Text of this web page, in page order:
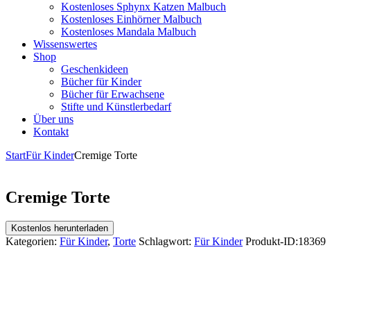
Kostenloses Sphynx Katzen Malbuch
Kostenloses Einhörner Malbuch
Kostenloses Mandala Malbuch
Wissenswertes
Shop
Geschenkideen
Bücher für Kinder
Bücher für Erwachsene
Stifte und Künstlerbedarf
Über uns
Kontakt
StartFür KinderCremige Torte
Cremige Torte
Kostenlos herunterladen
Kategorien: Für Kinder, Torte Schlagwort: Für Kinder Produkt-ID:18369